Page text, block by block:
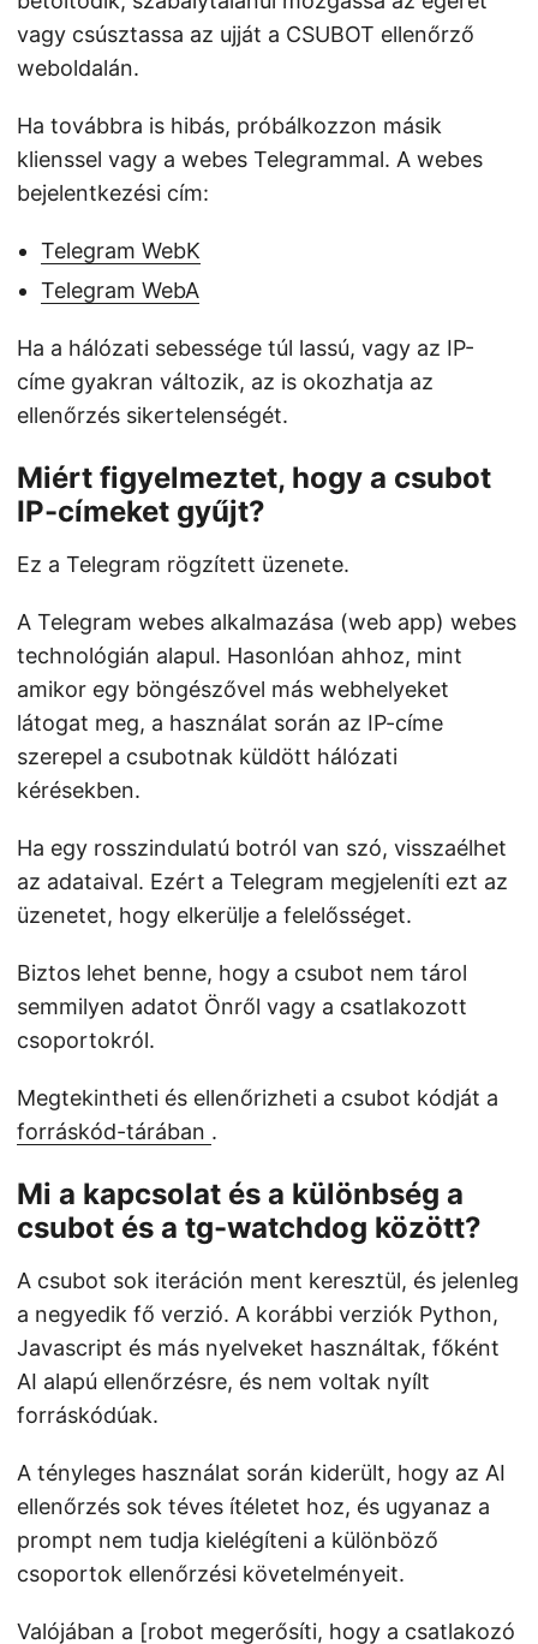
vagy csúsztassa az ujját a CSUBOT ellenőrző
weboldalán.
Ha továbbra is hibás, próbálkozzon másik
klienssel vagy a webes Telegrammal. A webes
bejelentkezési cím:
Telegram WebK
Telegram WebA
Ha a hálózati sebessége túl lassú, vagy az IP-
címe gyakran változik, az is okozhatja az
ellenőrzés sikertelenségét.
Miért figyelmeztet, hogy a csubot
IP-címeket gyűjt?
Ez a Telegram rögzített üzenete.
A Telegram webes alkalmazása (web app) webes
technológián alapul. Hasonlóan ahhoz, mint
amikor egy böngészővel más webhelyeket
látogat meg, a használat során az IP-címe
szerepel a csubotnak küldött hálózati
kérésekben.
Ha egy rosszindulatú botról van szó, visszaélhet
az adataival. Ezért a Telegram megjeleníti ezt az
üzenetet, hogy elkerülje a felelősséget.
Biztos lehet benne, hogy a csubot nem tárol
semmilyen adatot Önről vagy a csatlakozott
csoportokról.
Megtekintheti és ellenőrizheti a csubot kódját a
forráskód-tárában .
Mi a kapcsolat és a különbség a
csubot és a tg-watchdog között?
A csubot sok iteráción ment keresztül, és jelenleg
a negyedik fő verzió. A korábbi verziók Python,
Javascript és más nyelveket használtak, főként
AI alapú ellenőrzésre, és nem voltak nyílt
forráskódúak.
A tényleges használat során kiderült, hogy az AI
ellenőrzés sok téves ítéletet hoz, és ugyanaz a
prompt nem tudja kielégíteni a különböző
csoportok ellenőrzési követelményeit.
Valójában a [robot megerősíti, hogy a csatlakozó